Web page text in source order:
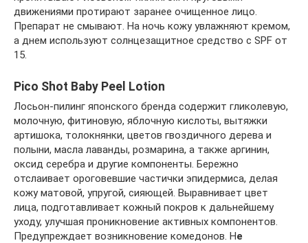
движениями протирают заранее очищенное лицо.
Препарат не смывают. На ночь кожу увлажняют кремом,
а днем используют солнцезащитное средство с SPF от
15.
Pico Shot Baby Peel Lotion
Лосьон-пилинг японского бренда содержит гликолевую,
молочную, фитиновую, яблочную кислоты, вытяжки
артишока, толокнянки, цветов гвоздичного дерева и
полыни, масла лаванды, розмарина, а также аргинин,
оксид серебра и другие компоненты. Бережно
отслаивает ороговевшие частички эпидермиса, делая
кожу матовой, упругой, сияющей. Выравнивает цвет
лица, подготавливает кожный покров к дальнейшему
уходу, улучшая проникновение активных компонентов.
Предупреждает возникновение комедонов. Не